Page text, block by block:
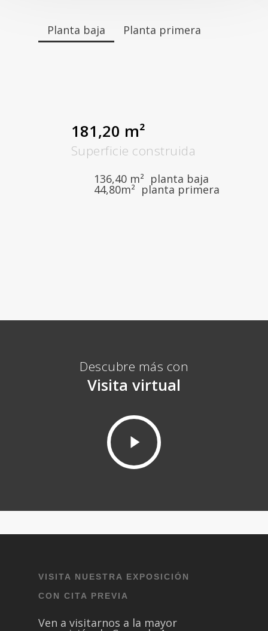
Planta baja Planta primera
181,20 m²
Superficie construida
136,40 m² planta baja
44,80m² planta primera
Descubre más con
Visita virtual
Play
Video
VISITA NUESTRA EXPOSICIÓN
CON CITA PREVIA
Ven a visitarnos a la mayor